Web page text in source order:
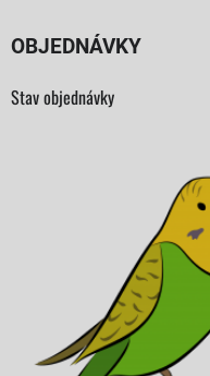
OBJEDNÁVKY
Stav objednávky